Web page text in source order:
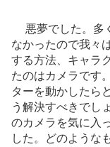
悪夢でした。多
なかったので我々
する方法、キャラ
たのはカメラです
ターを動かしたら
う解決すべきでし
のカメラを気に入
した。どのような